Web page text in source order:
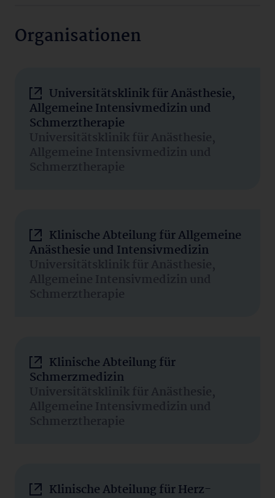
Organisationen
Universitätsklinik für Anästhesie,
Allgemeine Intensivmedizin und
Schmerztherapie
Universitätsklinik für Anästhesie,
Allgemeine Intensivmedizin und
Schmerztherapie
Klinische Abteilung für Allgemeine
Anästhesie und Intensivmedizin
Universitätsklinik für Anästhesie,
Allgemeine Intensivmedizin und
Schmerztherapie
Klinische Abteilung für
Schmerzmedizin
Universitätsklinik für Anästhesie,
Allgemeine Intensivmedizin und
Schmerztherapie
Klinische Abteilung für Herz-